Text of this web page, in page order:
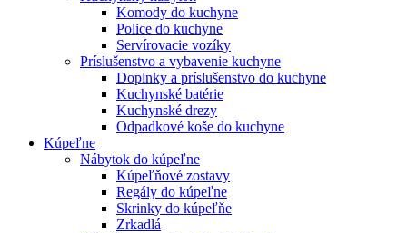
Komody do kuchyne
Police do kuchyne
Servírovacie vozíky
Príslušenstvo a vybavenie kuchyne
Doplnky a príslušenstvo do kuchyne
Kuchynské batérie
Kuchynské drezy
Odpadkové koše do kuchyne
Kúpeľne
Nábytok do kúpeľne
Kúpeľňové zostavy
Regály do kúpeľne
Skrinky do kúpeľňe
Zrkadlá